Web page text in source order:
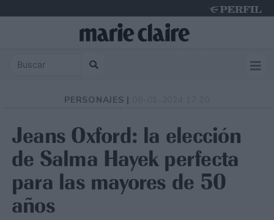
PERSONAJES |
Jeans Oxford: la elección
de Salma Hayek perfecta
para las mayores de 50
años